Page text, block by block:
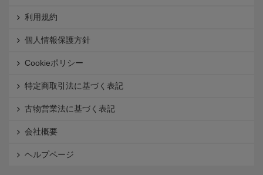
利用規約
個人情報保護方針
Cookieポリシー
特定商取引法に基づく表記
古物営業法に基づく表記
会社概要
ヘルプページ